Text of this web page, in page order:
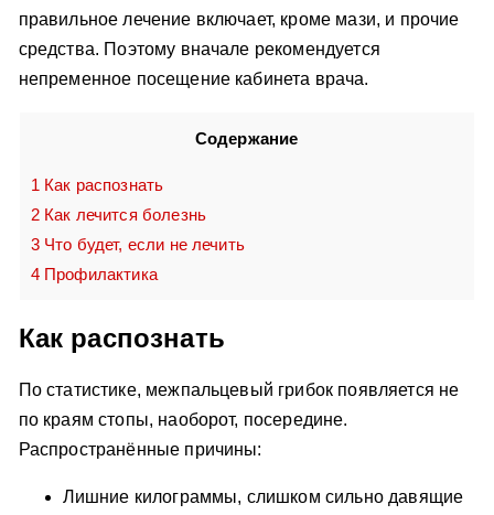
правильное лечение включает, кроме мази, и прочие
средства. Поэтому вначале рекомендуется
непременное посещение кабинета врача.
Содержание
1 Как распознать
2Как лечится болезнь
3Что будет, если не лечить
4Профилактика
Как распознать
По статистике, межпальцевый грибок появляется не
по краям стопы, наоборот, посередине.
Распространённые причины:
Лишние килограммы, слишком сильно давящие